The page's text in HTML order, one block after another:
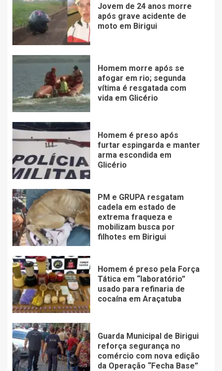
Jovem de 24 anos morre
após grave acidente de
moto em Birigui
Homem morre após se
afogar em rio; segunda
vítima é resgatada com
vida em Glicério
Homem é preso após
furtar espingarda e manter
arma escondida em
Glicério
PM e GRUPA resgatam
cadela em estado de
extrema fraqueza e
mobilizam busca por
filhotes em Birigui
Homem é preso pela Força
Tática em “laboratório”
usado para refinaria de
cocaína em Araçatuba
Guarda Municipal de Birigui
reforça segurança no
comércio com nova edição
da Operação “Fecha Base”